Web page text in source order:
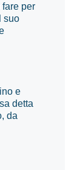
per
suo
e
detta
da